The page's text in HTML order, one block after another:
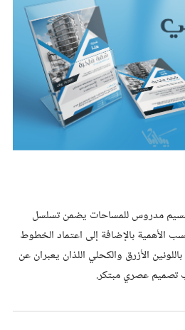
مدروس للمساحات يضمن تسلسل
الأهمية بالإضافة إلى اعتماد الخطوط
الأزرق والكحلي اللذان يعبران عن
تصميم عصري مبتكر.